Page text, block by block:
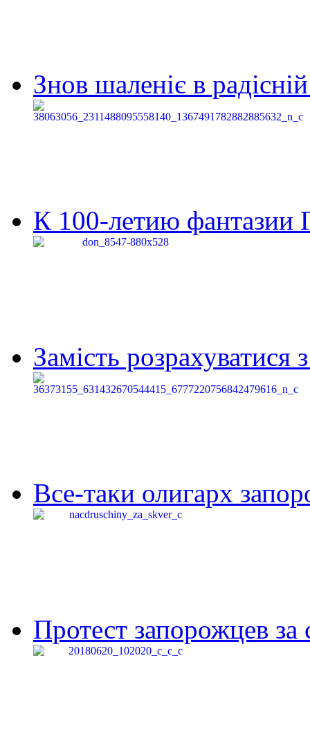
Знов шаленіє в
К 100-летию фантазии
Замість
Все-таки олигарх
Протест запорожцев за